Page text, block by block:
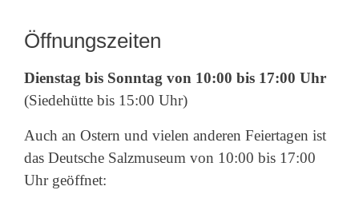
Öffnungszeiten
Dienstag bis Sonntag von 10:00 bis 17:00 Uhr
(Siedehütte bis 15:00 Uhr)
Auch an Ostern und vielen anderen Feiertagen ist
das Deutsche Salzmuseum von 10:00 bis 17:00
Uhr geöffnet: